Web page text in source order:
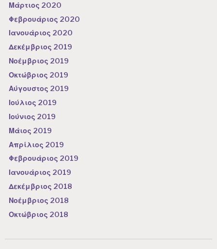
Μάρτιος 2020
Φεβρουάριος 2020
Ιανουάριος 2020
Δεκέμβριος 2019
Νοέμβριος 2019
Οκτώβριος 2019
Αύγουστος 2019
Ιούλιος 2019
Ιούνιος 2019
Μάιος 2019
Απρίλιος 2019
Φεβρουάριος 2019
Ιανουάριος 2019
Δεκέμβριος 2018
Νοέμβριος 2018
Οκτώβριος 2018